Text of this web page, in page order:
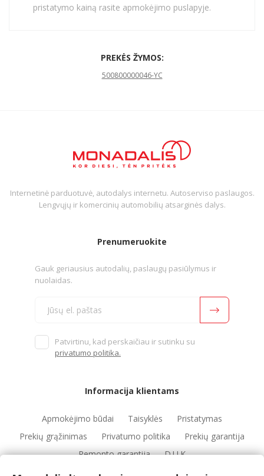
pristatymo kainą rasite apmokėjimo puslapyje.
PREKĖS ŽYMOS:
500800000046-YC
Internetinė parduotuvė, autodalys internetu. Autoserviso paslaugos.
Lengvųjų ir komercinių automobilių atsarginės dalys.
Prenumeruokite
Gauk geriausius autodalių, paslaugų pasiūlymus ir
nuolaidas.
Patvirtinu, kad perskaičiau ir sutinku su
privatumo politika.
Informacija klientams
Apmokėjimo būdai Taisyklės
Pristatymas
Prekių grąžinimas
Privatumo politika
Prekių garantija
Remonto garantija
D.U.K